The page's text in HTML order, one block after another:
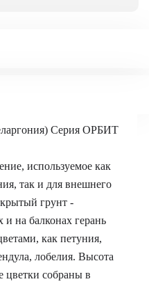
Серия ОРБИТ
используемое как
так и для внешнего
грунт -
и на балконах герань
как петуния,
лобелия. Высота
цветки собраны в